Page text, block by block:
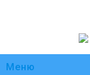
Меню